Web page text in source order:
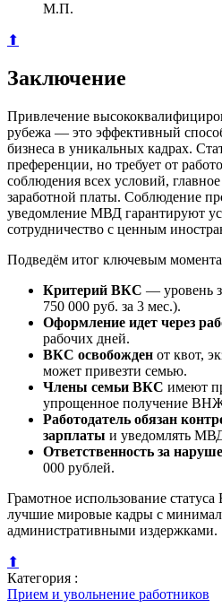
М.П.
⬆
Заключение
Привлечение
рубежа — это эффективный
бизнеса в уникальных кадрах.
преференции, но требует от
соблюдения всех условий,
заработной платы. Соблюдение
уведомление МВД гарантируют
сотрудничество с ценным
Подведём итог ключевым
Критерий ВКС — уровень
750 000 руб. за 3 мес.).
Оформление идет через
рабочих дней.
ВКС освобожден от квот,
может привезти семью.
Члены семьи ВКС имеют
упрощенное получение
Работодатель обязан
зарплаты и уведомлять
Ответственность за
000 рублей.
Грамотное использование
лучшие мировые кадры с
административными издержками.
⬆
Категория :
Прием и увольнение работников